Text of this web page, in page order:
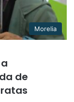
Morelia
de